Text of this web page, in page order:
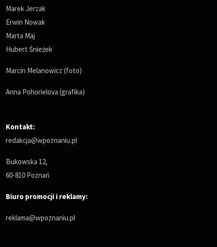
Marek Jerzak
Erwin Nowak
Marta Maj
Hubert Śnieżek
Marcin Melanowicz (foto)
Anna Pohorielova (grafika)
Kontakt:
redakcja@wpoznaniu.pl
Bukowska 12,
60-810 Poznań
Biuro promocji i reklamy:
reklama@wpoznaniu.pl